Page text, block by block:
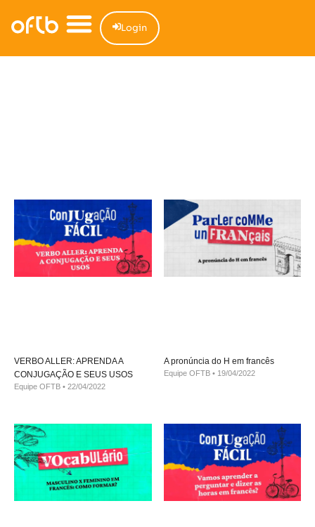
Login
VERBO ALLER: APRENDA A
CONJUGAÇÃO E SEUS USOS
Equipe OFTB 22/04/2022
A pronúncia do H em francês
Equipe OFTB 19/04/2022